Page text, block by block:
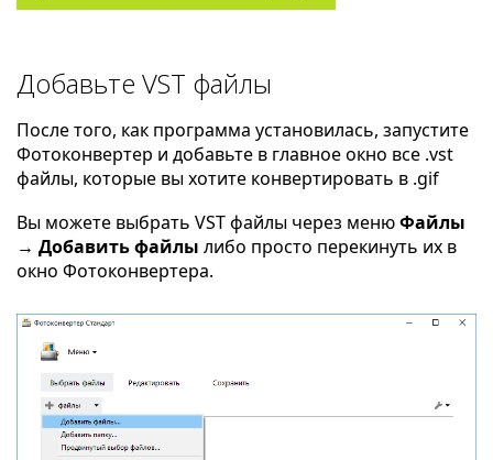
Добавьте VST файлы
После того, как программа установилась, запустите
Фотоконвертер и добавьте в главное окно все .vst
файлы, которые вы хотите конвертировать в .gif
Вы можете выбрать VST файлы через менюФайлы
→ Добавить файлы либо просто перекинуть их в
окно Фотоконвертера.